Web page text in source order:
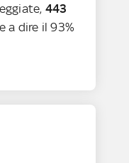
443
a dire il 93%